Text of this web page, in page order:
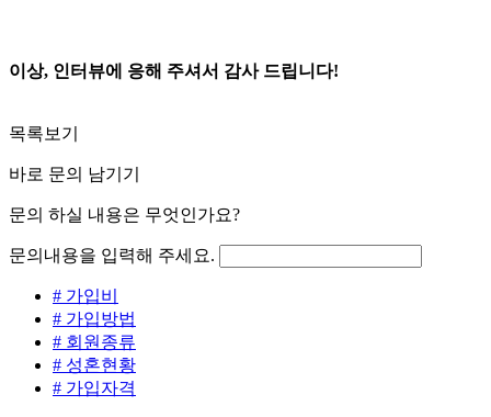
이상, 인터뷰에 응해 주셔서 감사 드립니다!
목록보기
바로 문의 남기기
문의 하실 내용은 무엇인가요?
문의내용을 입력해 주세요.
# 가입비
# 가입방법
# 회원종류
# 성혼현황
# 가입자격